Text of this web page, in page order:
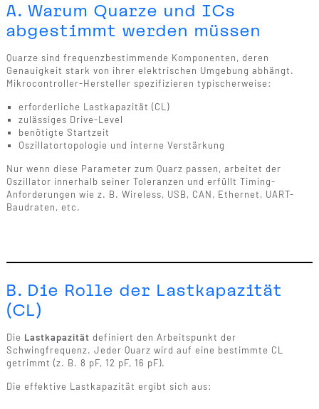
A. Warum Quarze und ICs
abgestimmt werden müssen
Quarze sind frequenzbestimmende Komponenten, deren
Genauigkeit stark von ihrer elektrischen Umgebung abhängt.
Mikrocontroller-Hersteller spezifizieren typischerweise:
erforderliche Lastkapazität (CL)
zulässiges Drive-Level
benötigte Startzeit
Oszillatortopologie und interne Verstärkung
Nur wenn diese Parameter zum Quarz passen, arbeitet der
Oszillator innerhalb seiner Toleranzen und erfüllt Timing-
Anforderungen wie z. B. Wireless, USB, CAN, Ethernet, UART-
Baudraten, etc.
B. Die Rolle der Lastkapazität
(CL)
Die Lastkapazität definiert den Arbeitspunkt der
Schwingfrequenz. Jeder Quarz wird auf eine bestimmte CL
getrimmt (z. B. 8 pF, 12 pF, 16 pF).
Die effektive Lastkapazität ergibt sich aus: